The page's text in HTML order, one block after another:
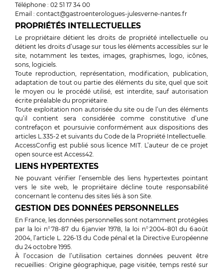
Téléphone : 02 51 17 34 00
Email : contact@gastroenterologues-julesverne-nantes.fr
PROPRIÉTÉS INTELLECTUELLES
Le propriétaire détient les droits de propriété intellectuelle ou
détient les droits d’usage sur tous les éléments accessibles sur le
site, notamment les textes, images, graphismes, logo, icônes,
sons, logiciels.
Toute reproduction, représentation, modification, publication,
adaptation de tout ou partie des éléments du site, quel que soit
le moyen ou le procédé utilisé, est interdite, sauf autorisation
écrite préalable du propriétaire.
Toute exploitation non autorisée du site ou de l’un des éléments
qu’il contient sera considérée comme constitutive d’une
contrefaçon et poursuivie conformément aux dispositions des
articles L.335-2 et suivants du Code de la Propriété Intellectuelle.
AccessConfig est publié sous licence MIT. L’auteur de ce projet
open source est Access42.
LIENS HYPERTEXTES
Ne pouvant vérifier l’ensemble des liens hypertextes pointant
vers le site web, le propriétaire décline toute responsabilité
concernant le contenu des sites liés à son Site.
GESTION DES DONNÉES PERSONNELLES
En France, les données personnelles sont notamment protégées
par la loi n° 78-87 du 6 janvier 1978, la loi n° 2004-801 du 6 août
2004, l’article L. 226-13 du Code pénal et la Directive Européenne
du 24 octobre 1995.
À l’occasion de l’utilisation certaines données peuvent être
recueillies : Origine géographique, page visitée, temps resté sur